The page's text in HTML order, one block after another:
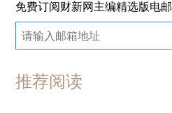
免费订阅财新网主编精选版电邮
推荐阅读